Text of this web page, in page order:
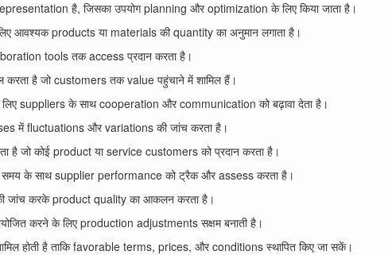
है, जिसका उपयोग planning और optimization के लिए किया जाता है।
आवश्यक products या materials की quantity का अनुमान लगाता है।
tools तक access प्रदान करता है।
है जो customers तक value पहुंचाने में शामिल हैं।
suppliers के साथ cooperation और communication को बढ़ावा देता है।
में fluctuations और variations की जांच करता है।
है जो कोई product या service customers को प्रदान करता है।
के साथ supplier performance को ट्रैक और assess करता है।
जांच करके product quality का आकलन करता है।
करने के लिए production adjustments सक्षम बनाती है।
होती है ताकि favorable terms, prices, और conditions स्थापित किए जा सकें।